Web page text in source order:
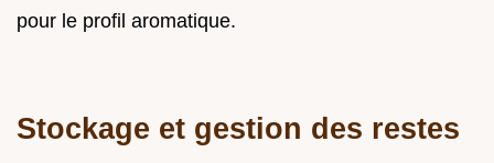
pour le profil aromatique.
Stockage et gestion des restes